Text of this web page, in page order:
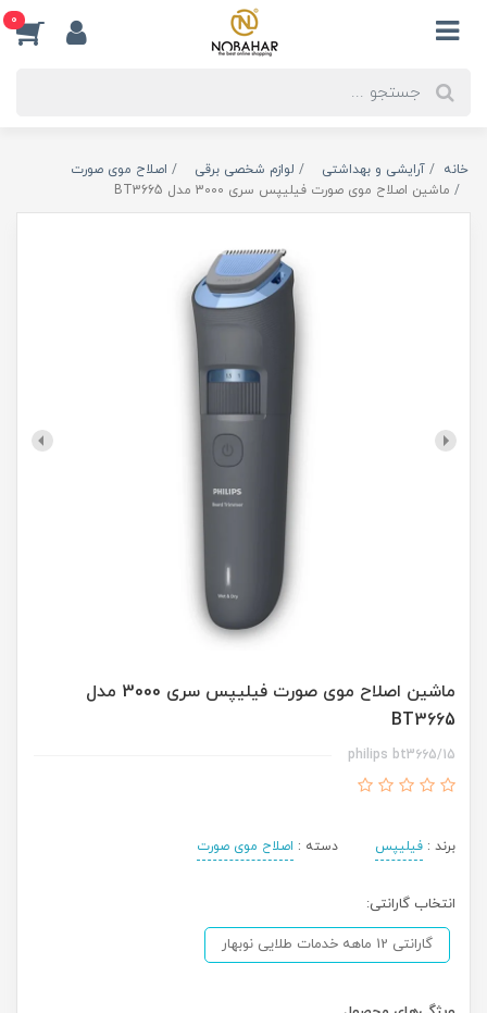
0
خانه آرایشی و بهداشتی لوازم شخصی برقی
اصلاح موی صورت
ماشین اصلاح موی صورت فیلیپس سری 3000 مدل BT3665
ماشین اصلاح موی صورت فیلیپس سری 3000 مدل
BT3665
philips bt3665/15
برند : فیلیپس دسته : اصلاح موی صورت
انتخاب گارانتی:
گارانتی 12 ماهه خدمات طلایی نوبهار